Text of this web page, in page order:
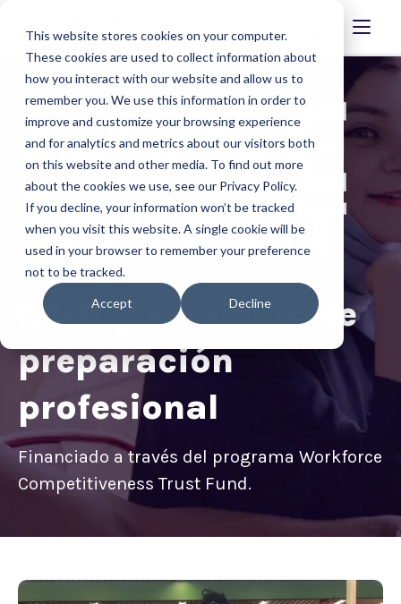
This website stores cookies on your computer.
These cookies are used to collect information about
how you interact with our website and allow us to
remember you. We use this information in order to
improve and customize your browsing experience
and for analytics and metrics about our visitors both
on this website and other media. To find out more
about the cookies we use, see our Privacy Policy.
If you decline, your information won’t be tracked
when you visit this website. A single cookie will be
used in your browser to remember your preference
not to be tracked.
Accept Decline
ESOL y servicios de
preparación
profesional
Financiado a través del programa Workforce
Competitiveness Trust Fund.